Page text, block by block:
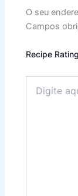
O seu
Campos
Recipe Rating
aqui...